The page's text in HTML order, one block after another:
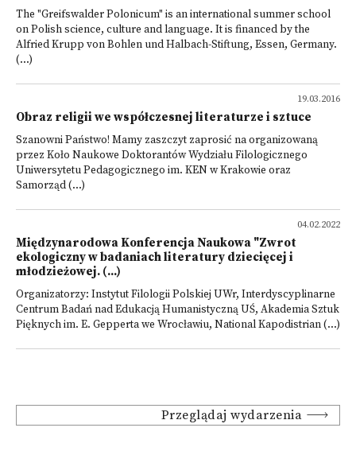
The "Greifswalder Polonicum" is an international summer school
on Polish science, culture and language. It is financed by the
Alfried Krupp von Bohlen und Halbach-Stiftung, Essen, Germany.
(...)
19.03.2016
Obraz religii we współczesnej literaturze i sztuce
Szanowni Państwo! Mamy zaszczyt zaprosić na organizowaną
przez Koło Naukowe Doktorantów Wydziału Filologicznego
Uniwersytetu Pedagogicznego im. KEN w Krakowie oraz
Samorząd (...)
04.02.2022
Międzynarodowa Konferencja Naukowa "Zwrot
ekologiczny w badaniach literatury dziecięcej i
młodzieżowej. (...)
Organizatorzy: Instytut Filologii Polskiej UWr, Interdyscyplinarne
Centrum Badań nad Edukacją Humanistyczną UŚ, Akademia Sztuk
Pięknych im. E. Gepperta we Wrocławiu, National Kapodistrian (...)
Przeglądaj wydarzenia